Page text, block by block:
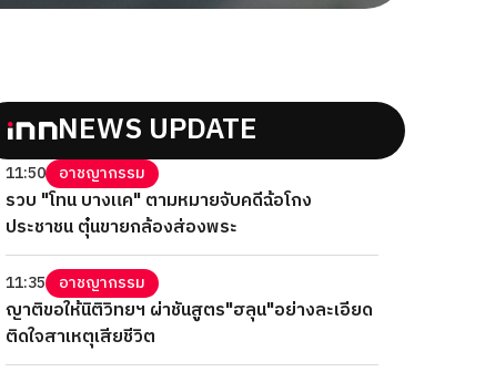
NEWS UPDATE
11:50 อาชญากรรม
รวบ "โทน บางแค" ตามหมายจับคดีฉ้อโกง
ประชาชน ตุ๋นขายกล้องส่องพระ
11:35 อาชญากรรม
ญาติขอให้นิติวิทยฯ ผ่าชันสูตร"ฮลุน"อย่างละเอียด
ติดใจสาเหตุเสียชีวิต